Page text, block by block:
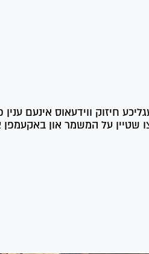
חיזוק ווידעאוס אינעם
שטיין על המשמר און באקעמפן